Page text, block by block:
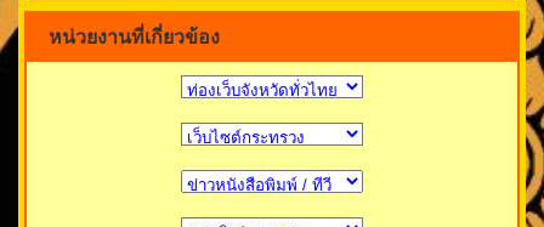
หน่วยงานที่เกี่ยวข้อง